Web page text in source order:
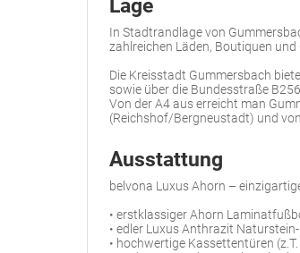
Lage
In Stadtrandlage von
zahlreichen Läden, Boutiquen
Die Kreisstadt Gummersbach
sowie über die Bundesstraße
Von der A4 aus erreicht man
(Reichshof/Bergneustadt) und
Ausstattung
belvona Luxus Ahorn –
• erstklassiger Ahorn
• edler Luxus Anthrazit
• hochwertige Kassettentüren